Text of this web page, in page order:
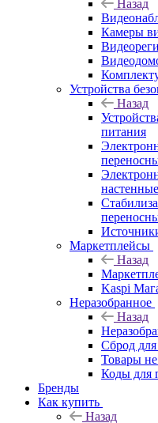
Назад
Камеры
Устройства
Назад
питания
настенные
Маркетплейсы
Назад
Kaspi
Неразобранное
Назад
Сброд
Товары
Коды для
Бренды
Как купить
Назад